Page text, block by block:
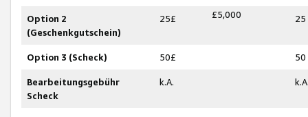
Option 2
(Geschenkgutschein)
25£ £5,000 25
Option 3 (Scheck) 50£ 50
Bearbeitungsgebühr
Scheck
k.A.